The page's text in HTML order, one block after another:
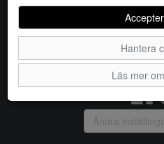
Hantera
Läs mer
Sko-fynd i
S:t Torget 2, 598 21
| Om oss
Ändra